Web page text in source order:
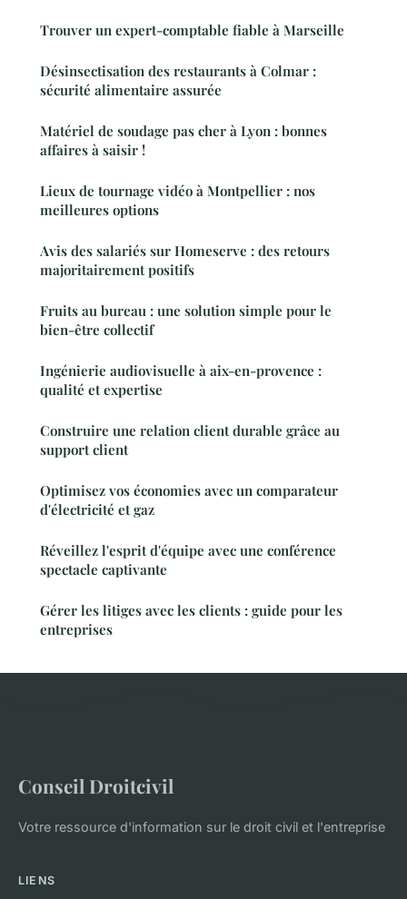
Trouver un expert-comptable fiable à Marseille
Désinsectisation des restaurants à Colmar :
sécurité alimentaire assurée
Matériel de soudage pas cher à Lyon : bonnes
affaires à saisir !
Lieux de tournage vidéo à Montpellier : nos
meilleures options
Avis des salariés sur Homeserve : des retours
majoritairement positifs
Fruits au bureau : une solution simple pour le
bien-être collectif
Ingénierie audiovisuelle à aix-en-provence :
qualité et expertise
Construire une relation client durable grâce au
support client
Optimisez vos économies avec un comparateur
d'électricité et gaz
Réveillez l'esprit d'équipe avec une conférence
spectacle captivante
Gérer les litiges avec les clients : guide pour les
entreprises
Conseil Droitcivil
Votre ressource d'information sur le droit civil et l'entreprise
LIENS